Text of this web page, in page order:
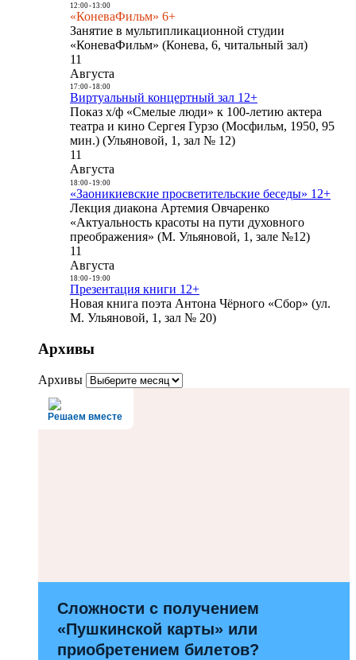
12:00- 13:00
«КоневаФильм» 6+
Занятие в мультипликационной студии
«КоневаФильм» (Конева, 6, читальный зал)
11
Августа
17:00- 18:00
Виртуальный концертный зал 12+
Показ х/ф «Смелые люди» к 100-летию актера
театра и кино Сергея Гурзо (Мосфильм, 1950, 95
мин.) (Ульяновой, 1, зал № 12)
11
Августа
18:00- 19:00
«Заоникиевские просветительские беседы» 12+
Лекция диакона Артемия Овчаренко
«Актуальность красоты на пути духовного
преображения» (М. Ульяновой, 1, зале №12)
11
Августа
18:00- 19:00
Презентация книги 12+
Новая книга поэта Антона Чёрного «Сбор» (ул.
М. Ульяновой, 1, зал № 20)
Архивы
Архивы
Решаем вместе
Сложности с получением
«Пушкинской карты» или
приобретением билетов?